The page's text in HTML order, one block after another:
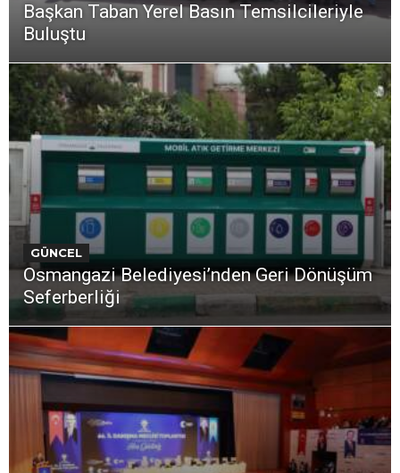
Başkan Taban Yerel Basın Temsilcileriyle
Buluştu
GÜNCEL
Osmangazi Belediyesi’nden Geri Dönüşüm
Seferberliği